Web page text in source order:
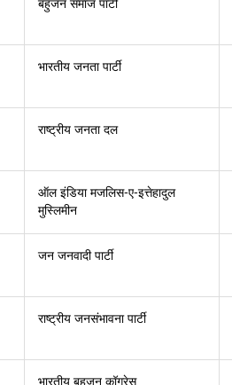
बहुजन समाज पार्टी
भारतीय जनता पार्टी
राष्ट्रीय जनता दल
ऑल इंडिया मजलिस-ए-इत्तेहादुल
मुस्लिमीन
जन जनवादी पार्टी
राष्ट्रीय जनसंभावना पार्टी